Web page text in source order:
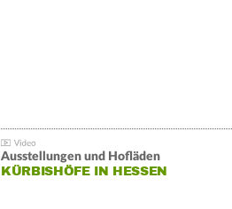
Ausstellungen und Hofläden
KÜRBISHÖFE IN HESSEN